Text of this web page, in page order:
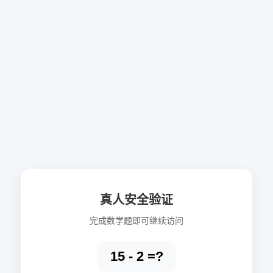
真人安全验证
完成数学题即可继续访问
15 - 2 =?